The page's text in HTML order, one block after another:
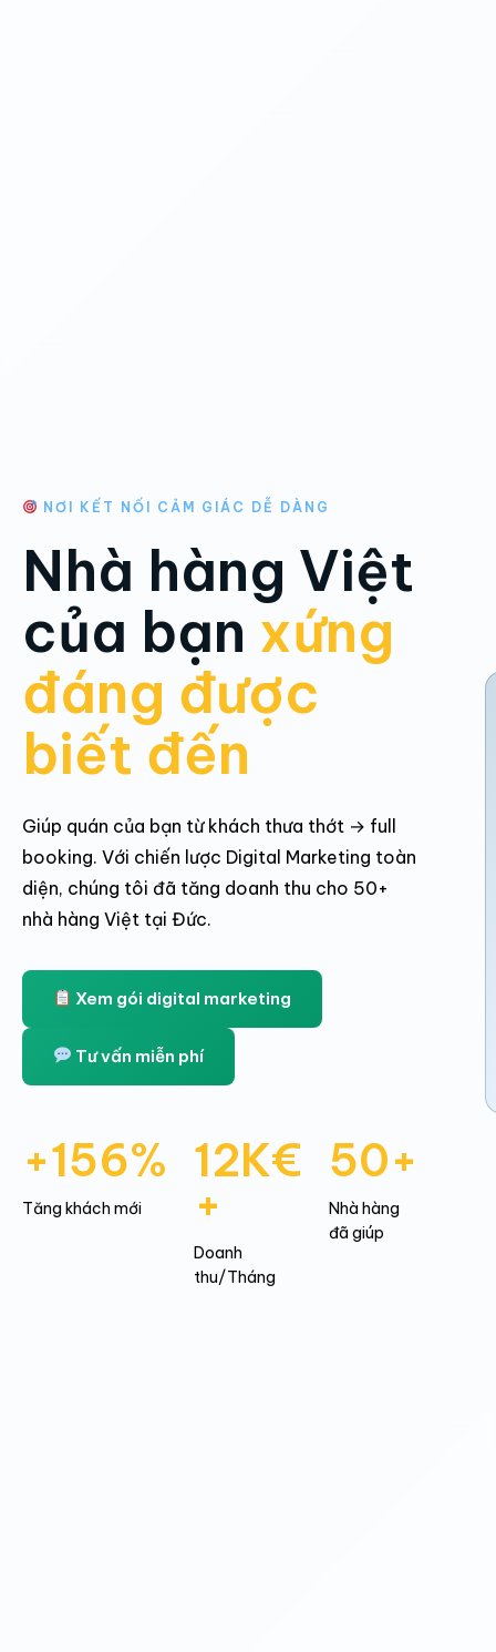
NƠI KẾT NỐI CẢM GIÁC DỄ DÀNG
Nhà hàng Việt
của bạn xứng
đáng được
biết đến
Giúp quán của bạn từ khách thưa thớt → full
booking. Với chiến lược Digital Marketing toàn
diện, chúng tôi đã tăng doanh thu cho 50+
nhà hàng Việt tại Đức.
Xem gói digital marketing
Tư vấn miễn phí
+156%
Tăng khách mới
12K€
+
Doanh
thu/Tháng
50+
Nhà hàng
đã giúp